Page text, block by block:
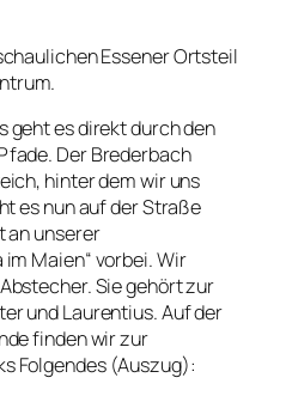
Essener Ortsteil
geht es direkt durch den
Der Brederbach
hinter dem wir uns
es nun auf der Straße
an unserer
Maien“ vorbei. Wir
Sie gehört zur
und Laurentius. Auf der
finden wir zur
Folgendes (Auszug):